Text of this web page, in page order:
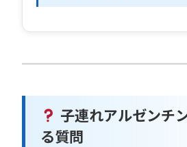
子連れアルゼンチ
る質問